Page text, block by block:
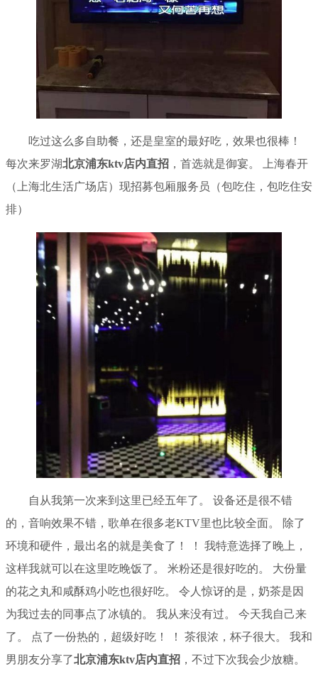
吃过这么多自助餐，还是皇室的最好吃，效果也很棒！
每次来罗湖北京浦东ktv店内直招 ，首选就是御宴。 上海春开
（上海北生活广场店）现招募包厢服务员（包吃住，包吃住安
排）
自从我第一次来到这里已经五年了。 设备还是很不错
的，音响效果不错，歌单在很多老KTV里也比较全面。 除了
环境和硬件，最出名的就是美食了！ ！ 我特意选择了晚上，
这样我就可以在这里吃晚饭了。 米粉还是很好吃的。 大份量
的花之丸和咸酥鸡小吃也很好吃。 令人惊讶的是，奶茶是因
为我过去的同事点了冰镇的。 我从来没有过。 今天我自己来
了。 点了一份热的，超级好吃！ ！ 茶很浓，杯子很大。 我和
男朋友分享了北京浦东ktv店内直招 ，不过下次我会少放糖。